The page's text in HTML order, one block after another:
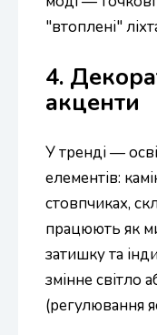
"втоплені"
4.
акценти
У тренді —
елементів:
стовпчиках,
працюють як
затишку та
змінне світло
(регулювання